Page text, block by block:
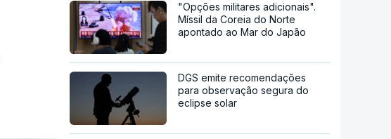
"Opções militares adicionais".
Míssil da Coreia do Norte
apontado ao Mar do Japão
DGS emite recomendações
para observação segura do
eclipse solar